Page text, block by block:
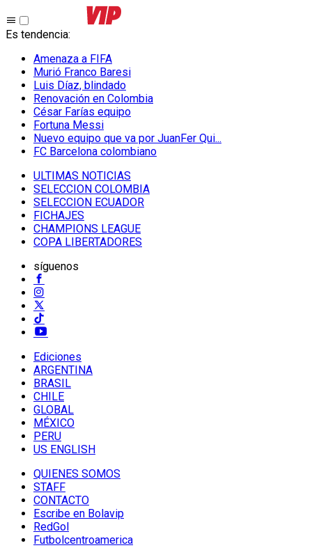
Es tendencia:
Amenaza a FIFA
Murió Franco Baresi
Luis Díaz, blindado
Renovación en Colombia
César Farías equipo
Fortuna Messi
Nuevo equipo que va por JuanFer Qui...
FC Barcelona colombiano
ULTIMAS NOTICIAS
SELECCION COLOMBIA
SELECCION ECUADOR
FICHAJES
CHAMPIONS LEAGUE
COPA LIBERTADORES
síguenos
Ediciones
ARGENTINA
BRASIL
CHILE
GLOBAL
MÉXICO
PERU
US ENGLISH
QUIENES SOMOS
STAFF
CONTACTO
Escribe en Bolavip
RedGol
Futbolcentroamerica